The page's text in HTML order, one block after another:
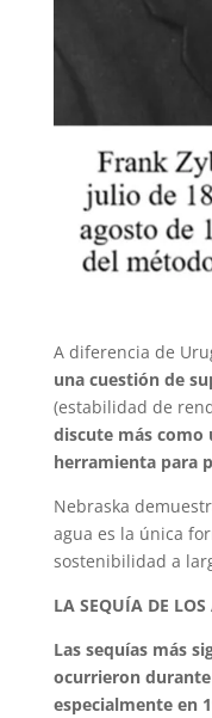
A diferencia de
una cuestión de
(estabilidad de
discute más como
herramienta para
Nebraska
agua es la única
sostenibilidad a
LA SEQUÍA DE
Las sequías más
ocurrieron durante
especialmente en